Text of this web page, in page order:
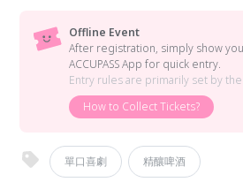
Offline Event
After registration, simply show
ACCUPASS App for quick entry.
Entry rules are primarily set by
How to Collect Tickets?
單口喜劇 精釀啤酒